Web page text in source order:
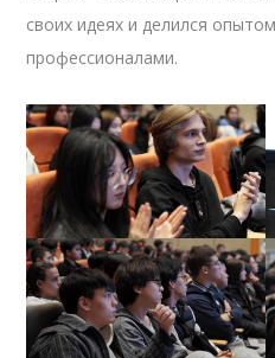
своих идеях и делился
профессионалами.